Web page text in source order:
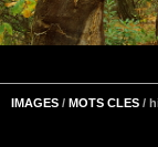
IMAGES / MOTS CLES /